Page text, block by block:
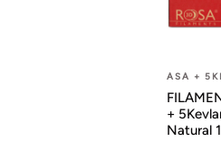
ASA +
+
Natural